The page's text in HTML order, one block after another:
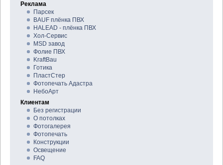
Реклама
Парсек
BAUF плёнка ПВХ
HALEAD - плёнка ПВХ
Хол-Сервис
MSD завод
Фолие ПВХ
KraftBau
Готика
ПластСтер
Фотопечать Адастра
НебоАрт
Клиентам
Без регистрации
О потолках
Фотогалерея
Фотопечать
Конструкции
Освещение
FAQ